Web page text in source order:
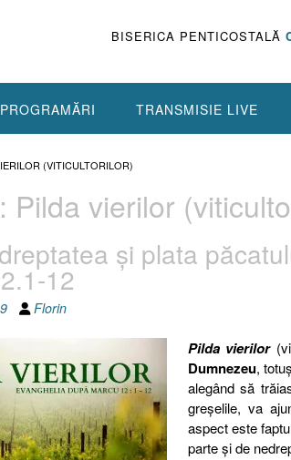
BISERICA PENTICOSTALĂ
PROGRAMĂRI TRANSMISIE LIVE
(VITICULTORILOR)
Pilda vierilor
şi plata
12
Florin
Pilda vierilor
Dumnezeu,
alegând să
greşelile, va
aspect este
parte şi de